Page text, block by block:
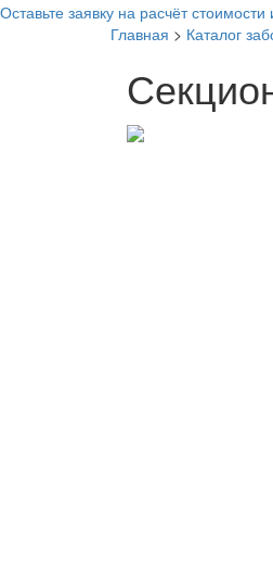
Оставьте заявку на расчёт
Главная > Каталог